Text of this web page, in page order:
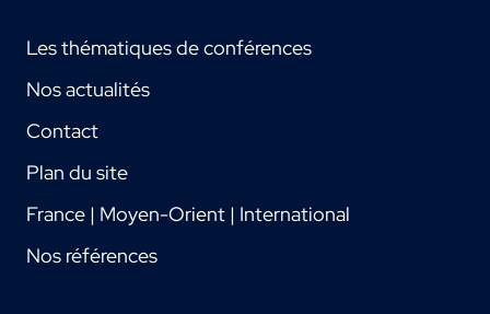
Les thématiques de conférences
Nos actualités
Contact
Plan du site
France | Moyen-Orient | International
Nos références